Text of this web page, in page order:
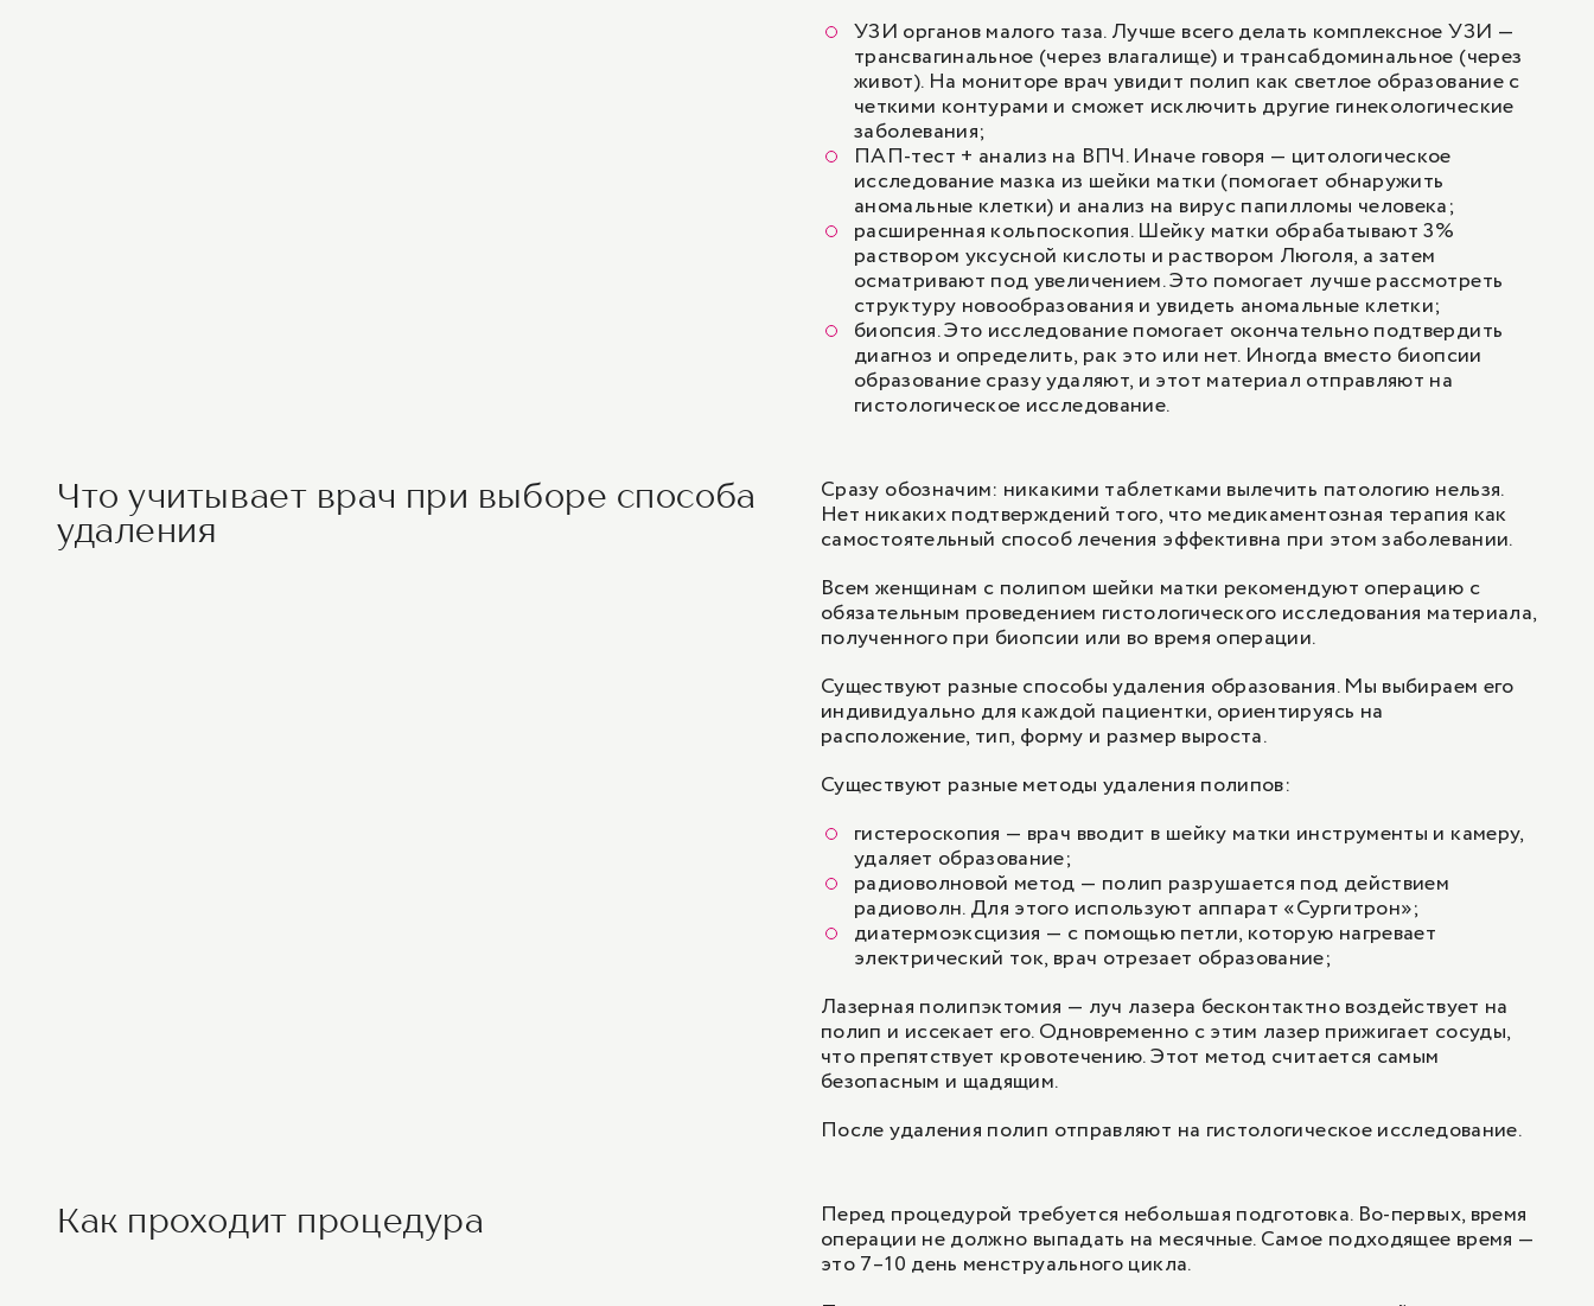
УЗИ органов малого таза. Лучше всего делать комплексное УЗИ —
трансвагинальное (через влагалище) и трансабдоминальное (через
живот). На мониторе врач увидит полип как светлое образование с
четкими контурами и сможет исключить другие гинекологические
заболевания;
ПАП-тест + анализ на ВПЧ. Иначе говоря — цитологическое
исследование мазка из шейки матки (помогает обнаружить
аномальные клетки) и анализ на вирус папилломы человека;
расширенная кольпоскопия. Шейку матки обрабатывают 3%
раствором уксусной кислоты и раствором Люголя, а затем
осматривают под увеличением. Это помогает лучше рассмотреть
структуру новообразования и увидеть аномальные клетки;
биопсия. Это исследование помогает окончательно подтвердить
диагноз и определить, рак это или нет. Иногда вместо биопсии
образование сразу удаляют, и этот материал отправляют на
гистологическое исследование.
Что учитывает врач при выборе способа
удаления
Сразу обозначим: никакими таблетками вылечить патологию нельзя.
Нет никаких подтверждений того, что медикаментозная терапия как
самостоятельный способ лечения эффективна при этом заболевании.
Всем женщинам с полипом шейки матки рекомендуют операцию с
обязательным проведением гистологического исследования материала,
полученного при биопсии или во время операции.
Существуют разные способы удаления образования. Мы выбираем его
индивидуально для каждой пациентки, ориентируясь на
расположение, тип, форму и размер выроста.
Существуют разные методы удаления полипов:
гистероскопия — врач вводит в шейку матки инструменты и камеру,
удаляет образование;
радиоволновой метод — полип разрушается под действием
радиоволн. Для этого используют аппарат «Сургитрон»;
диатермоэксцизия — с помощью петли, которую нагревает
электрический ток, врач отрезает образование;
Лазерная полипэктомия — луч лазера бесконтактно воздействует на
полип и иссекает его. Одновременно с этим лазер прижигает сосуды,
что препятствует кровотечению. Этот метод считается самым
безопасным и щадящим.
После удаления полип отправляют на гистологическое исследование.
Как проходит процедура
Перед процедурой требуется небольшая подготовка. Во-первых, время
операции не должно выпадать на месячные. Самое подходящее время —
это 7–10 день менструального цикла.